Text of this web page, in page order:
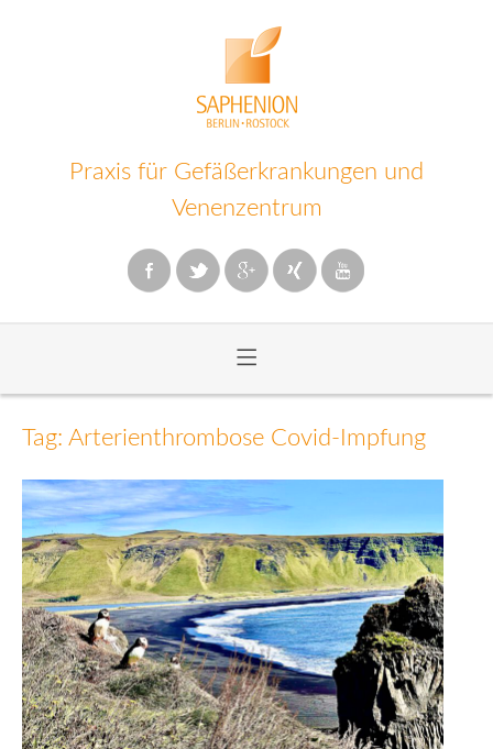
Praxis für Gefäßerkrankungen und
Venenzentrum
≡
Inhalt
Tag: Arterienthrombose Covid-Impfung